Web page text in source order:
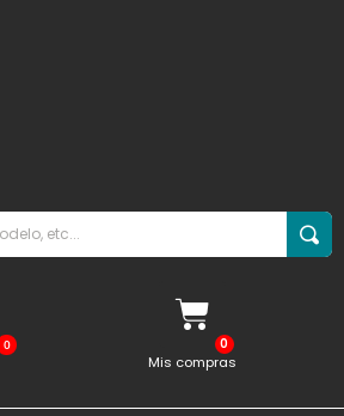
0
Mis compras